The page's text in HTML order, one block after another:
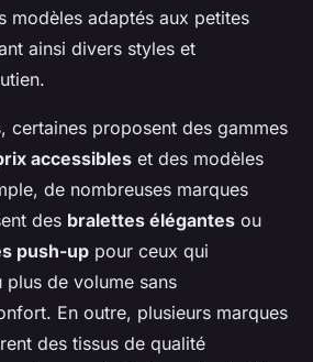
modèles adaptés aux petites
ainsi divers styles et
certaines proposent des gammes
accessibles et des modèles
de nombreuses marques
des bralettes élégantes ou
push-up pour ceux qui
plus de volume sans
En outre, plusieurs marques
des tissus de qualité